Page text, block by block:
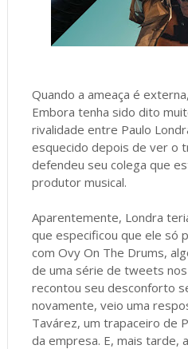
Quando a ameaça é
Embora tenha sido dito
rivalidade entre Paulo
esquecido depois de ver o
defendeu seu colega que
produtor musical.
Aparentemente, Londra
que especificou que ele só
com Ovy On The Drums,
de uma série de tweets
recontou seu desconforto
novamente, veio uma
Tavárez, um trapaceiro de
da empresa. E, mais tarde,